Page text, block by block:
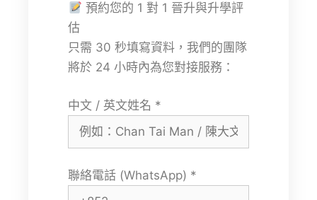
預約您的 1 對 1 晉升與升學評
估
只需 30 秒填寫資料，我們的團隊
將於 24 小時內為您對接服務：
中文 / 英文姓名 *
聯絡電話 (WhatsApp) *